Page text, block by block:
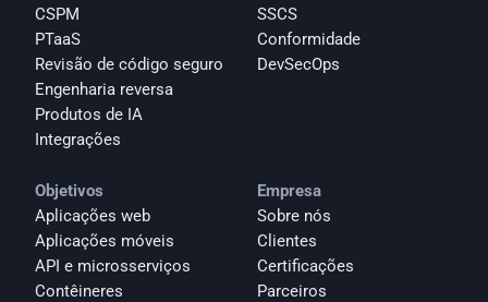
CSPM
PTaaS
Revisão de código seguro
Engenharia reversa
Produtos de IA
Integrações
SSCS
Conformidade
DevSecOps
Objetivos
Aplicações web
Aplicações móveis
API e microsserviços
Contêineres
Empresa
Sobre nós
Clientes
Certificações
Parceiros